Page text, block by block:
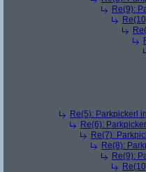
Re(9):
Re(5): Parkpickerl
Re(6):
Re(7):
Re(8):
Re(9):